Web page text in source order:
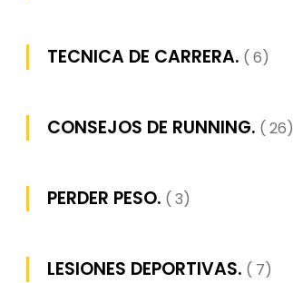
TECNICA DE CARRERA. ( 6)
CONSEJOS DE RUNNING. ( 26)
PERDER PESO. ( 3)
LESIONES DEPORTIVAS. ( 7)